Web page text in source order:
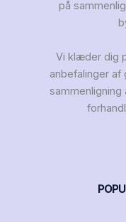
på
Vi klæder dig
anbefalinger